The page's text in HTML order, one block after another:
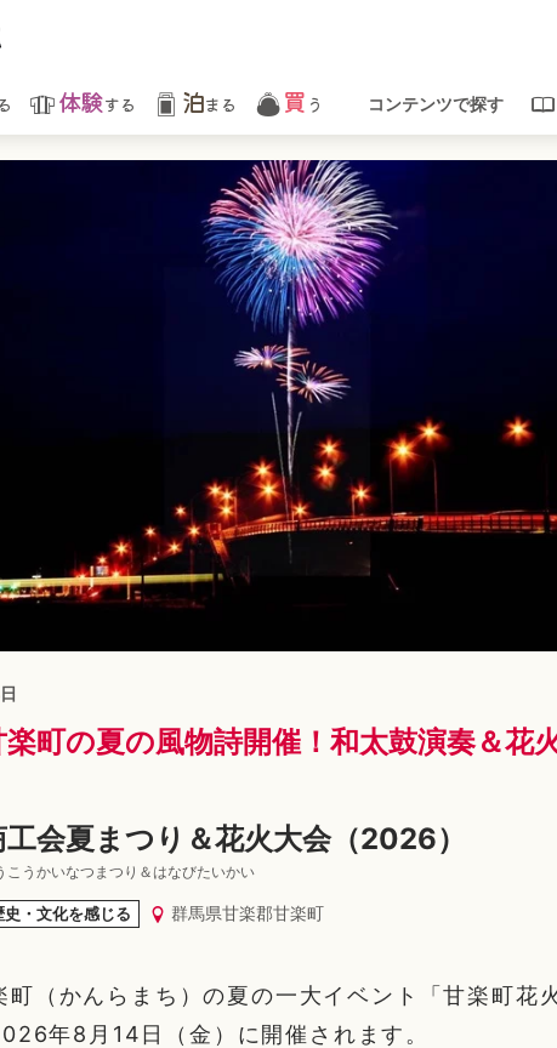
る 体験する 泊まる 買 う コンテンツで探す
町の夏の風物詩開催！和太鼓演奏＆花
会夏まつり＆花火大会（2026）
こうかいなつまつり＆はなびたいかい
史・文化を感じる 群馬県甘楽郡甘楽町
町（かんらまち）の夏の一大イベント「甘楽町花
年8月14日（金）に開催されます。